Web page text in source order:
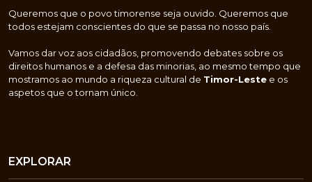
Queremos que o povo timorense seja ouvido. Queremos que
todos estejam conscientes do que se passa no nosso país.
Vamos dar voz aos cidadãos, promovendo debates sobre os
direitos humanos e a defesa das minorias, ao mesmo tempo que
mostramos ao mundo a riqueza cultural de Timor-Leste e os
aspetos que o tornam único.
EXPLORAR